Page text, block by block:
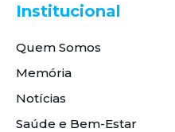
Institucional
Quem Somos
Memória
Notícias
Saúde e Bem-Estar